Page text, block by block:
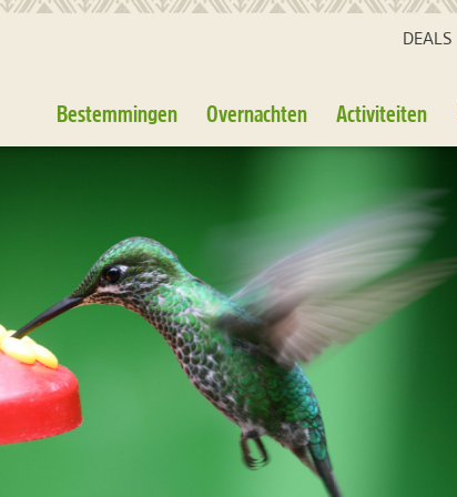
DEALS
Bestemmingen Overnachten Activiteiten